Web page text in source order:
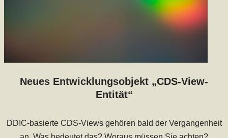
Neues Entwicklungsobjekt „CDS-View-
Entität“
DDIC-basierte CDS-Views gehören bald der Vergangenheit